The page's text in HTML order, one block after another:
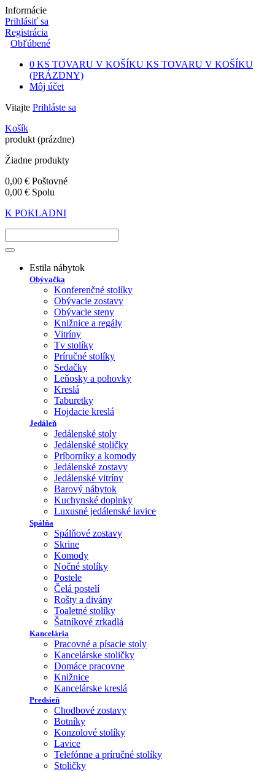
Informácie
Prihlásiť sa
Registrácia
Obľúbené
0 KS TOVARU V KOŠÍKU KS TOVARU V KOŠÍKU
(PRÁZDNY)
Môj účet
Vitajte Prihláste sa
Košík
produkt (prázdne)
Žiadne produkty
0,00 € Poštovné
0,00 € Spolu
K POKLADNI
Estila nábytok
Obývačka
Konferenčné stolíky
Obývacie zostavy
Obývacie steny
Knižnice a regály
Vitríny
Tv stolíky
Príručné stolíky
Sedačky
Leňosky a pohovky
Kreslá
Taburetky
Hojdacie kreslá
Jedáleň
Jedálenské stoly
Jedálenské stoličky
Príborníky a komody
Jedálenské zostavy
Jedálenské vitríny
Barový nábytok
Kuchynské doplnky
Luxusné jedálenské lavice
Spálňa
Spálňové zostavy
Skrine
Komody
Nočné stolíky
Postele
Čelá postelí
Rošty a divány
Toaletné stolíky
Šatníkové zrkadlá
Kancelária
Pracovné a písacie stoly
Kancelárske stoličky
Domáce pracovne
Knižnice
Kancelárske kreslá
Predsieň
Chodbové zostavy
Botníky
Konzolové stolíky
Lavice
Telefónne a príručné stolíky
Stoličky